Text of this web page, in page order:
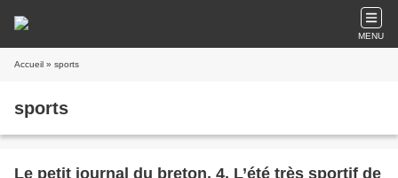
MENU
Accueil » sports
sports
Le petit journal du breton. 4. L’été très sportif de